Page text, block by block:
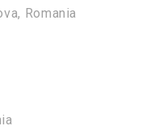
Romania